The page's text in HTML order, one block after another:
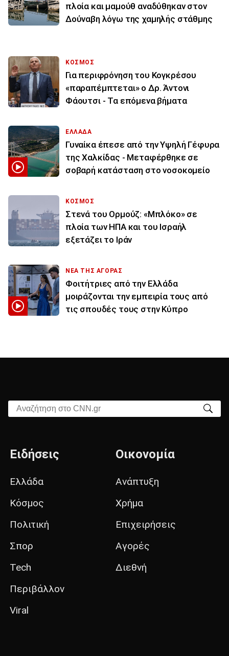
πλοία και μαμούθ αναδύθηκαν στον
Δούναβη λόγω της χαμηλής στάθμης
ΚΟΣΜΟΣ
Για περιφρόνηση του Κογκρέσου
«παραπέμπτεται» ο Δρ. Άντονι
Φάουτσι - Τα επόμενα βήματα
ΕΛΛΑΔΑ
Γυναίκα έπεσε από την Υψηλή Γέφυρα
της Χαλκίδας - Μεταφέρθηκε σε
σοβαρή κατάσταση στο νοσοκομείο
ΚΟΣΜΟΣ
Στενά του Ορμούζ: «Μπλόκο» σε
πλοία των ΗΠΑ και του Ισραήλ
εξετάζει το Ιράν
ΝΕΑ ΤΗΣ ΑΓΟΡΑΣ
Φοιτήτριες από την Ελλάδα
μοιράζονται την εμπειρία τους από
τις σπουδές τους στην Κύπρο
Αναζήτηση στο CNN.gr
Ειδήσεις
Ελλάδα
Κόσμος
Πολιτική
Σπορ
Tech
Περιβάλλον
Viral
Οικονομία
Ανάπτυξη
Χρήμα
Επιχειρήσεις
Αγορές
Διεθνή